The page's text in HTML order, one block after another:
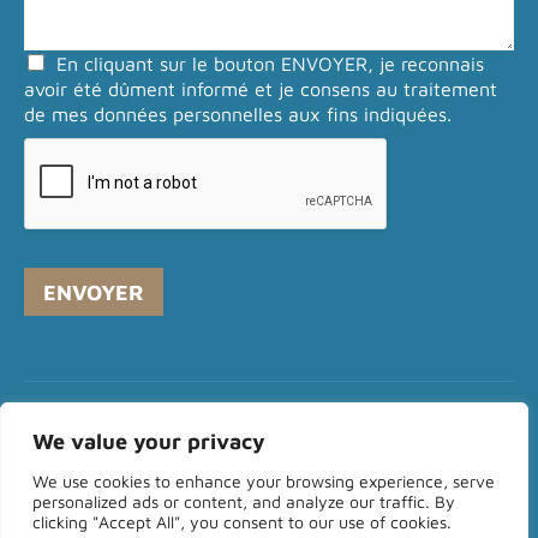
We value your privacy
We use cookies to enhance your browsing experience, serve
personalized ads or content, and analyze our traffic. By
clicking "Accept All", you consent to our use of cookies.
t
a
i
r
e
s
e
En cliquant sur le bouton ENVOYER, je reconnais
avoir été dûment informé et je consens au traitement
de mes données personnelles aux fins indiquées.
ENVOYER
Mentions légales
Politique en matière de cookies
Formulaire de contact